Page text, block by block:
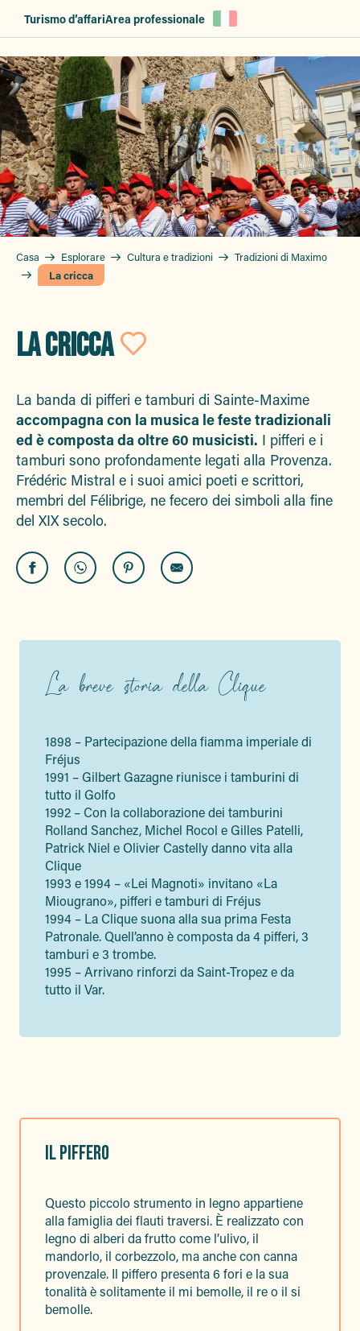
principal
Turismo d’affariArea professionale
Casa Esplorare Cultura e tradizioni
Tradizioni di Maximo
La cricca
LA CRICCA Ajouter aux
La banda di pifferi e tamburi di Sainte-Maxime
accompagna con la musica le feste tradizionali
ed è composta da oltre 60 musicisti. I pifferi e i
tamburi sono profondamente legati alla Provenza.
Frédéric Mistral e i suoi amici poeti e scrittori,
membri del Félibrige, ne fecero dei simboli alla fine
del XIX secolo.
La breve storia della Clique
1898 – Partecipazione della fiamma imperiale di
Fréjus
1991 – Gilbert Gazagne riunisce i tamburini di
tutto il Golfo
1992 – Con la collaborazione dei tamburini
Rolland Sanchez, Michel Rocol e Gilles Patelli,
Patrick Niel e Olivier Castelly danno vita alla
Clique
1993 e 1994 – «Lei Magnoti» invitano «La
Miougrano», pifferi e tamburi di Fréjus
1994 – La Clique suona alla sua prima Festa
Patronale. Quell’anno è composta da 4 pifferi, 3
tamburi e 3 trombe.
1995 – Arrivano rinforzi da Saint-Tropez e da
tutto il Var.
IL PIFFERO
Questo piccolo strumento in legno appartiene
alla famiglia dei flauti traversi. È realizzato con
legno di alberi da frutto come l’ulivo, il
mandorlo, il corbezzolo, ma anche con canna
provenzale. Il piffero presenta 6 fori e la sua
tonalità è solitamente il mi bemolle, il re o il si
bemolle.